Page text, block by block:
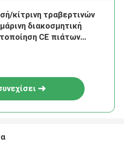
κίτρινη τραβερτινών
διακοσμητική
CE πιάτων